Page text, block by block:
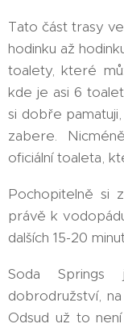
Tato část trasy
hodinku až
toalety, které
kde je asi 6
si dobře
zabere.
oficiální toaleta,
Pochopitelně si
právě k
dalších 15-20
Soda
dobrodružství,
Odsud už to